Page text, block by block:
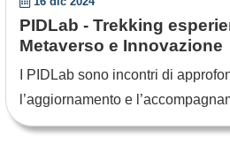
PIDLab - Trekking
Metaverso e Innovazione
I PIDLab sono incontri di
l’aggiornamento e